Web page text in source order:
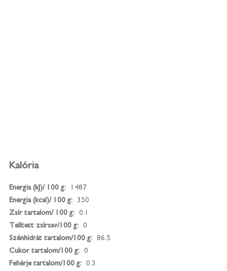
Kalória
Energia (kJ)/ 100 g:
1487
Energia (kcal)/ 100 g: 350
Zsír tartalom/ 100 g: 0.1
Telített zsírsav/100 g: 0
Szénhidrát tartalom/100 g: 86.5
Cukor tartalom/100 g: 0
Fehérje tartalom/100 g: 0.3